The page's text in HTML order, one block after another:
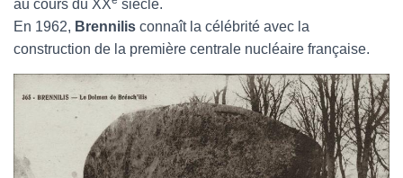
au cours du XX
siècle.
En 1962, Brennilis connaît la célébrité avec la
construction de la première centrale nucléaire française.